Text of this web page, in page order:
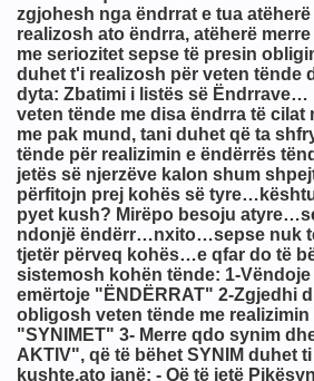
i shohim në Media,në